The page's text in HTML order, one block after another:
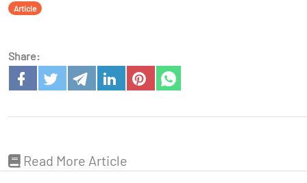
Article
Share:
Read More Article